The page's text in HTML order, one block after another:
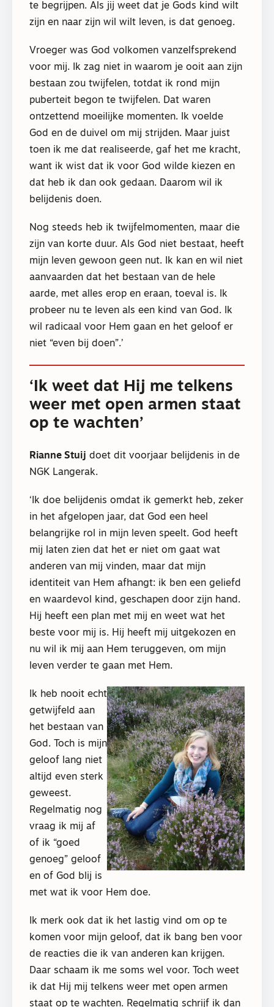
te begrijpen. Als jij weet dat je Gods kind wilt
zijn en naar zijn wil wilt leven, is dat genoeg.
Vroeger was God volkomen vanzelfsprekend
voor mij. Ik zag niet in waarom je ooit aan zijn
bestaan zou twijfelen, totdat ik rond mijn
puberteit begon te twijfelen. Dat waren
ontzettend moeilijke momenten. Ik voelde
God en de duivel om mij strijden. Maar juist
toen ik me dat realiseerde, gaf het me kracht,
want ik wist dat ik voor God wilde kiezen en
dat heb ik dan ook gedaan. Daarom wil ik
belijdenis doen.
Nog steeds heb ik twijfelmomenten, maar die
zijn van korte duur. Als God niet bestaat, heeft
mijn leven gewoon geen nut. Ik kan en wil niet
aanvaarden dat het bestaan van de hele
aarde, met alles erop en eraan, toeval is. Ik
probeer nu te leven als een kind van God. Ik
wil radicaal voor Hem gaan en het geloof er
niet “even bij doen”.’
‘Ik weet dat Hij me telkens
weer met open armen staat
op te wachten’
Rianne Stuij doet dit voorjaar belijdenis in de
NGK Langerak.
‘Ik doe belijdenis omdat ik gemerkt heb, zeker
in het afgelopen jaar, dat God een heel
belangrijke rol in mijn leven speelt. God heeft
mij laten zien dat het er niet om gaat wat
anderen van mij vinden, maar dat mijn
identiteit van Hem afhangt: ik ben een geliefd
en waardevol kind, geschapen door zijn hand.
Hij heeft een plan met mij en weet wat het
beste voor mij is. Hij heeft mij uitgekozen en
nu wil ik mij aan Hem teruggeven, om mijn
leven verder te gaan met Hem.
Ik heb nooit echt
getwijfeld aan
het bestaan van
God. Toch is mijn
geloof lang niet
altijd even sterk
geweest.
Regelmatig nog
vraag ik mij af
of ik “goed
genoeg” geloof
en of God blij is
met wat ik voor Hem doe.
Ik merk ook dat ik het lastig vind om op te
komen voor mijn geloof, dat ik bang ben voor
de reacties die ik van anderen kan krijgen.
Daar schaam ik me soms wel voor. Toch weet
ik dat Hij mij telkens weer met open armen
staat op te wachten. Regelmatig schrijf ik dan